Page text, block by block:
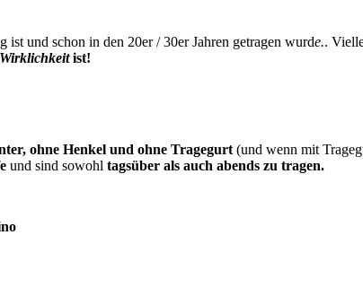
ist und schon in den 20er / 30er Jahren getragen wurde..
Wirklichkeitist!
ohne Henkel und ohne Tragegurt (und wenn mit
und sind sowohl tagsüber als auch abends zu tragen.